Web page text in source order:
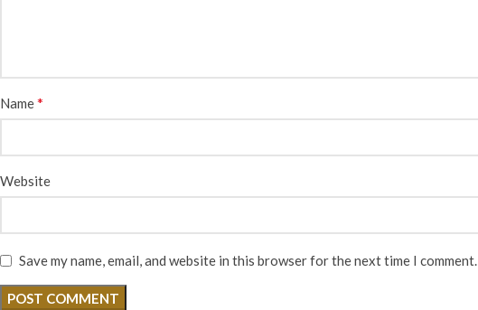
Name*
Website
Save my name, email, and website in this browser for the next time I comment.